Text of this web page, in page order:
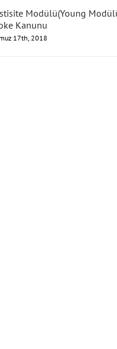
Modülü(Young
Kanunu
17th, 2018